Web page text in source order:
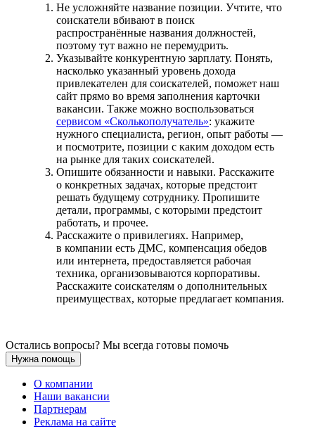
Не усложняйте название позиции. Учтите, что
соискатели вбивают в поиск
распространённые названия должностей,
поэтому тут важно не перемудрить.
Указывайте конкурентную зарплату. Понять,
насколько указанный уровень дохода
привлекателен для соискателей, поможет наш
сайт прямо во время заполнения карточки
вакансии. Также можно воспользоваться
сервисом «Сколькополучатель»: укажите
нужного специалиста, регион, опыт работы —
и посмотрите, позиции с каким доходом есть
на рынке для таких соискателей.
Опишите обязанности и навыки. Расскажите
о конкретных задачах, которые предстоит
решать будущему сотруднику. Пропишите
детали, программы, с которыми предстоит
работать, и прочее.
Расскажите о привилегиях. Например,
в компании есть ДМС, компенсация обедов
или интернета, предоставляется рабочая
техника, организовываются корпоративы.
Расскажите соискателям о дополнительных
преимуществах, которые предлагает компания.
Остались вопросы? Мы всегда готовы помочь
Нужна помощь
О компании
Наши вакансии
Партнерам
Реклама на сайте